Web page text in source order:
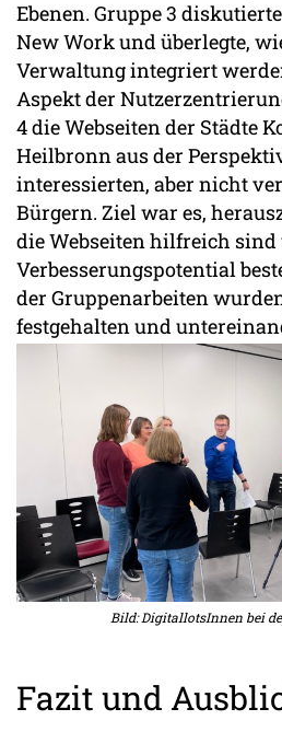
Ebenen. Gruppe 3
New Work und überlegte,
Verwaltung integriert
Aspekt der
4 die Webseiten der Städte
Heilbronn aus der
interessierten, aber nicht
Bürgern. Ziel war es,
die Webseiten hilfreich
Verbesserungspotential
der Gruppenarbeiten
festgehalten und
Bild: DigitallotsInnen bei
Fazit und